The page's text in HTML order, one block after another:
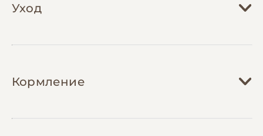
Уход
специальных условий в террариуме.
Необходим просторный террариум
особи. Температура должна
Кормление